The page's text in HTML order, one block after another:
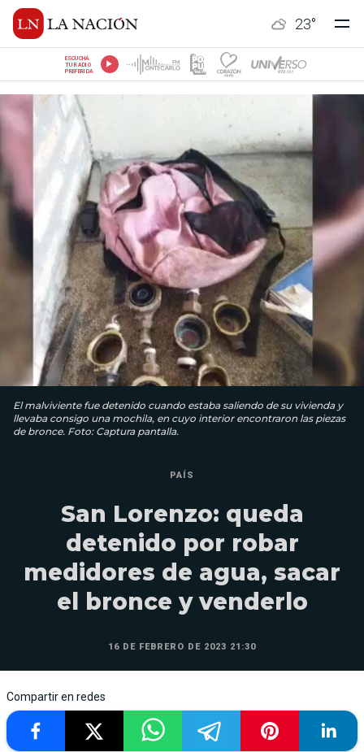
23°
ESCUCHÁ
TU RADIO
PREFERIDA
El malviviente fue detenido cuando estaba saliendo de su vivienda y
llevaba consigo una mochila, en cuyo interior encontraron las piezas
de bronce. Foto: Captura pantalla.
PAÍS
San Lorenzo: queda
detenido por robar
medidores de agua, sacar
el bronce y venderlo
16 DE FEBRERO DE 2023 21:30
Compartir en redes